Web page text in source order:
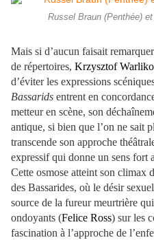
Russel Braun (Penthée)
Mais si d’aucun faisait
de répertoires, Krzysztof
d’éviter les expressions
Bassarids entrent en
metteur en scène, son
antique, si bien que l’on ne sait
transcende son approche
expressif qui donne un sens fort
Cette osmose atteint son climax
des Bassarides, où le désir
source de la fureur meurtrière
ondoyants (Felice Ross) sur les
fascination à l’approche de